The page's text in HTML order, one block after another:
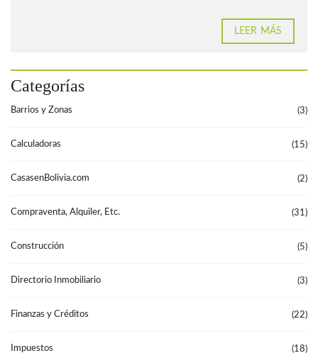
LEER MÁS
Categorías
Barrios y Zonas (3)
Calculadoras (15)
CasasenBolivia.com (2)
Compraventa, Alquiler, Etc. (31)
Construcción (5)
Directorio Inmobiliario (3)
Finanzas y Créditos (22)
Impuestos (18)